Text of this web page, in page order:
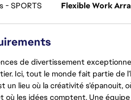
- SPORTS Flexible Work
de divertissement
Ici, tout le monde fait partie de
lieu où la créativité s’épanouit,
les idées comptent. Une